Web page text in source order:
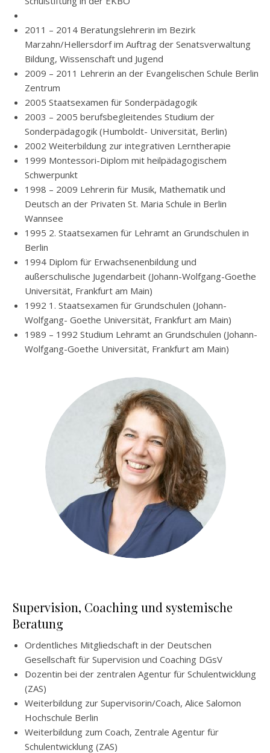
2011 – 2014 Beratungslehrerin im Bezirk
Marzahn/Hellersdorf im Auftrag der Senatsverwaltung
Bildung, Wissenschaft und Jugend
2009 – 2011 Lehrerin an der Evangelischen Schule Berlin
Zentrum
2005 Staatsexamen für Sonderpädagogik
2003 – 2005 berufsbegleitendes Studium der
Sonderpädagogik (Humboldt- Universität, Berlin)
2002 Weiterbildung zur integrativen Lerntherapie
1999 Montessori-Diplom mit heilpädagogischem
Schwerpunkt
1998 – 2009 Lehrerin für Musik, Mathematik und
Deutsch an der Privaten St. Maria Schule in Berlin
Wannsee
1995 2. Staatsexamen für Lehramt an Grundschulen in
Berlin
1994 Diplom für Erwachsenenbildung und
außerschulische Jugendarbeit (Johann-Wolfgang-Goethe
Universität, Frankfurt am Main)
1992 1. Staatsexamen für Grundschulen (Johann-
Wolfgang- Goethe Universität, Frankfurt am Main)
1989 – 1992 Studium Lehramt an Grundschulen (Johann-
Wolfgang-Goethe Universität, Frankfurt am Main)
Supervision, Coaching und systemische
Beratung
Ordentliches Mitgliedschaft in der Deutschen
Gesellschaft für Supervision und Coaching DGsV
Dozentin bei der zentralen Agentur für Schulentwicklung
(ZAS)
Weiterbildung zur Supervisorin/Coach, Alice Salomon
Hochschule Berlin
Weiterbildung zum Coach, Zentrale Agentur für
Schulentwicklung (ZAS)